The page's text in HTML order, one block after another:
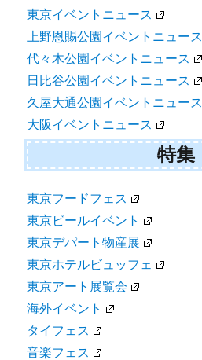
東京イベントニュース
上野恩賜公園イベントニュース
代々木公園イベントニュース
日比谷公園イベントニュース
久屋大通公園イベントニュース
大阪イベントニュース
特集
東京フードフェス
東京ビールイベント
東京デパート物産展
東京ホテルビュッフェ
東京アート展覧会
海外イベント
タイフェス
音楽フェス